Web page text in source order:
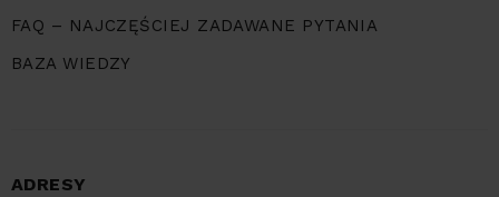
FAQ – NAJCZĘŚCIEJ ZADAWANE PYTANIA
BAZA WIEDZY
ADRESY